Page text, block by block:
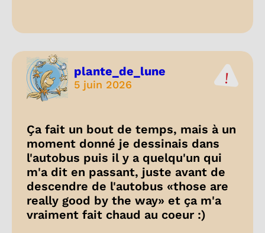
plante_de_lune
5 juin 2026
Ça fait un bout de temps, mais à un
moment donné je dessinais dans
l'autobus puis il y a quelqu'un qui
m'a dit en passant, juste avant de
descendre de l'autobus «those are
really good by the way» et ça m'a
vraiment fait chaud au coeur :)